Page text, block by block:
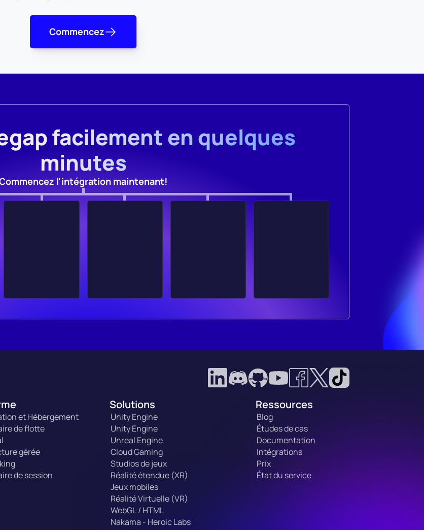
Commencez
facilement en quelques
minutes
l'intégration maintenant!
et Hébergement
de flotte
gérée
de session
Solutions
Unity Engine
Unity Engine
Unreal Engine
Cloud Gaming
Studios de jeux
Réalité étendue (XR)
Jeux mobiles
Réalité Virtuelle (VR)
WebGL / HTML
Nakama - Heroic Labs
Ressources
Blog
Études de cas
Documentation
Intégrations
Prix
État du service